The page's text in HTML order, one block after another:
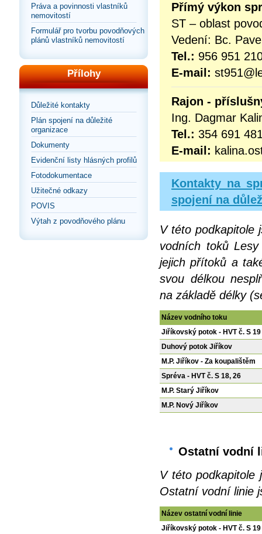
Práva a povinnosti vlastníků
nemovitostí
Formulář pro tvorbu povodňových
plánů vlastníků nemovitostí
Přílohy
Důležité kontakty
Plán spojení na důležité
organizace
Dokumenty
Evidenční listy hlásných profilů
Fotodokumentace
Užitečné odkazy
POVIS
Výtah z povodňového plánu
Přímý výkon
ST – oblast
Vedení: Bc.
Tel.: 956 951
E-mail:
Rajon -
Ing. Dagmar
Tel.: 354 691
E-mail:
Kontakty na
spojení na
V této podkapitole
vodních toků
jejich přítoků a
svou délkou
na základě délky
Název vodního toku
Jiříkovský potok - HVT č. S 19
Duhový potok Jiříkov
M.P. Jiříkov - Za koupalištěm
Spréva - HVT č. S 18, 26
M.P. Starý Jiříkov
M.P. Nový Jiříkov
Ostatní vodní
V této podkapitole
Ostatní vodní linie
Název ostatní vodní linie
Jiříkovský potok - HVT č. S 19